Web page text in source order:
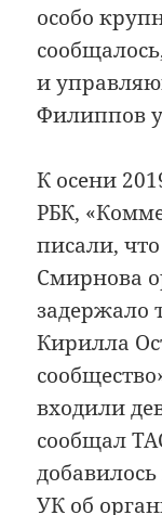
особо
и
Филиппов
К осени
РБК,
писали,
Смирнова
задержало
Кирилла
входили
сообщал
УК об